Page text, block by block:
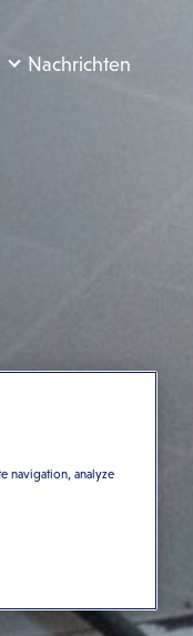
Nachrichten
navigation, analyze